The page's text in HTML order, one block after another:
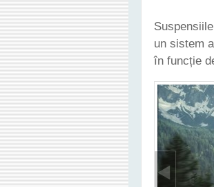
un sistem
în funcție